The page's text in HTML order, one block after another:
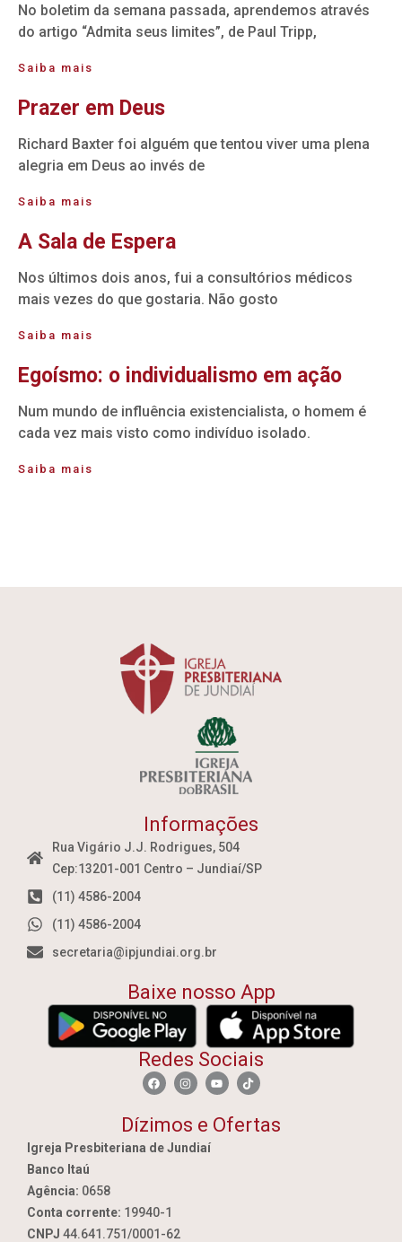
No boletim da semana passada, aprendemos através
do artigo “Admita seus limites”, de Paul Tripp,
Saiba mais
Prazer em Deus
Richard Baxter foi alguém que tentou viver uma plena
alegria em Deus ao invés de
Saiba mais
A Sala de Espera
Nos últimos dois anos, fui a consultórios médicos
mais vezes do que gostaria. Não gosto
Saiba mais
Egoísmo: o individualismo em ação
Num mundo de influência existencialista, o homem é
cada vez mais visto como indivíduo isolado.
Saiba mais
Informações
Rua Vigário J.J. Rodrigues, 504
Cep:13201-001 Centro – Jundiaí/SP
(11) 4586-2004
(11) 4586-2004
secretaria@ipjundiai.org.br
Baixe nosso App
Redes Sociais
Dízimos e Ofertas
Igreja Presbiteriana de Jundiaí
Banco Itaú
Agência: 0658
Conta corrente: 19940-1
CNPJ 44.641.751/0001-62